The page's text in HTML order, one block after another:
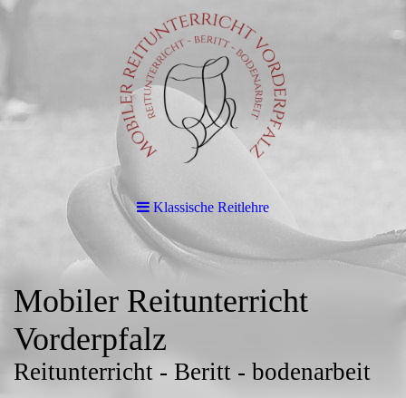
Klassische Reitlehre
Mobiler Reitunterricht
Vorderpfalz
Reitunterricht - Beritt - bodenarbeit